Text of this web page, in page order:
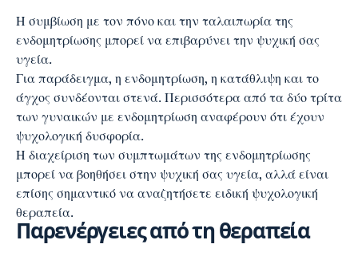
Η συμβίωση με τον πόνο και την ταλαιπωρία της
ενδομητρίωσης μπορεί να επιβαρύνει την ψυχική σας
υγεία.
Για παράδειγμα, η ενδομητρίωση, η κατάθλιψη και το
άγχος συνδέονται στενά. Περισσότερα από τα δύο τρίτα
των γυναικών με ενδομητρίωση αναφέρουν ότι έχουν
ψυχολογική δυσφορία.
Η διαχείριση των συμπτωμάτων της ενδομητρίωσης
μπορεί να βοηθήσει στην ψυχική σας υγεία, αλλά είναι
επίσης σημαντικό να αναζητήσετε ειδική ψυχολογική
θεραπεία.
Παρενέργειες από τη θεραπεία